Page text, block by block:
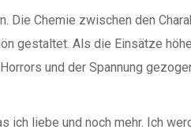
Die Chemie zwischen den
gestaltet. Als die Einsätze
und der Spannung
ich liebe und noch mehr. Ich